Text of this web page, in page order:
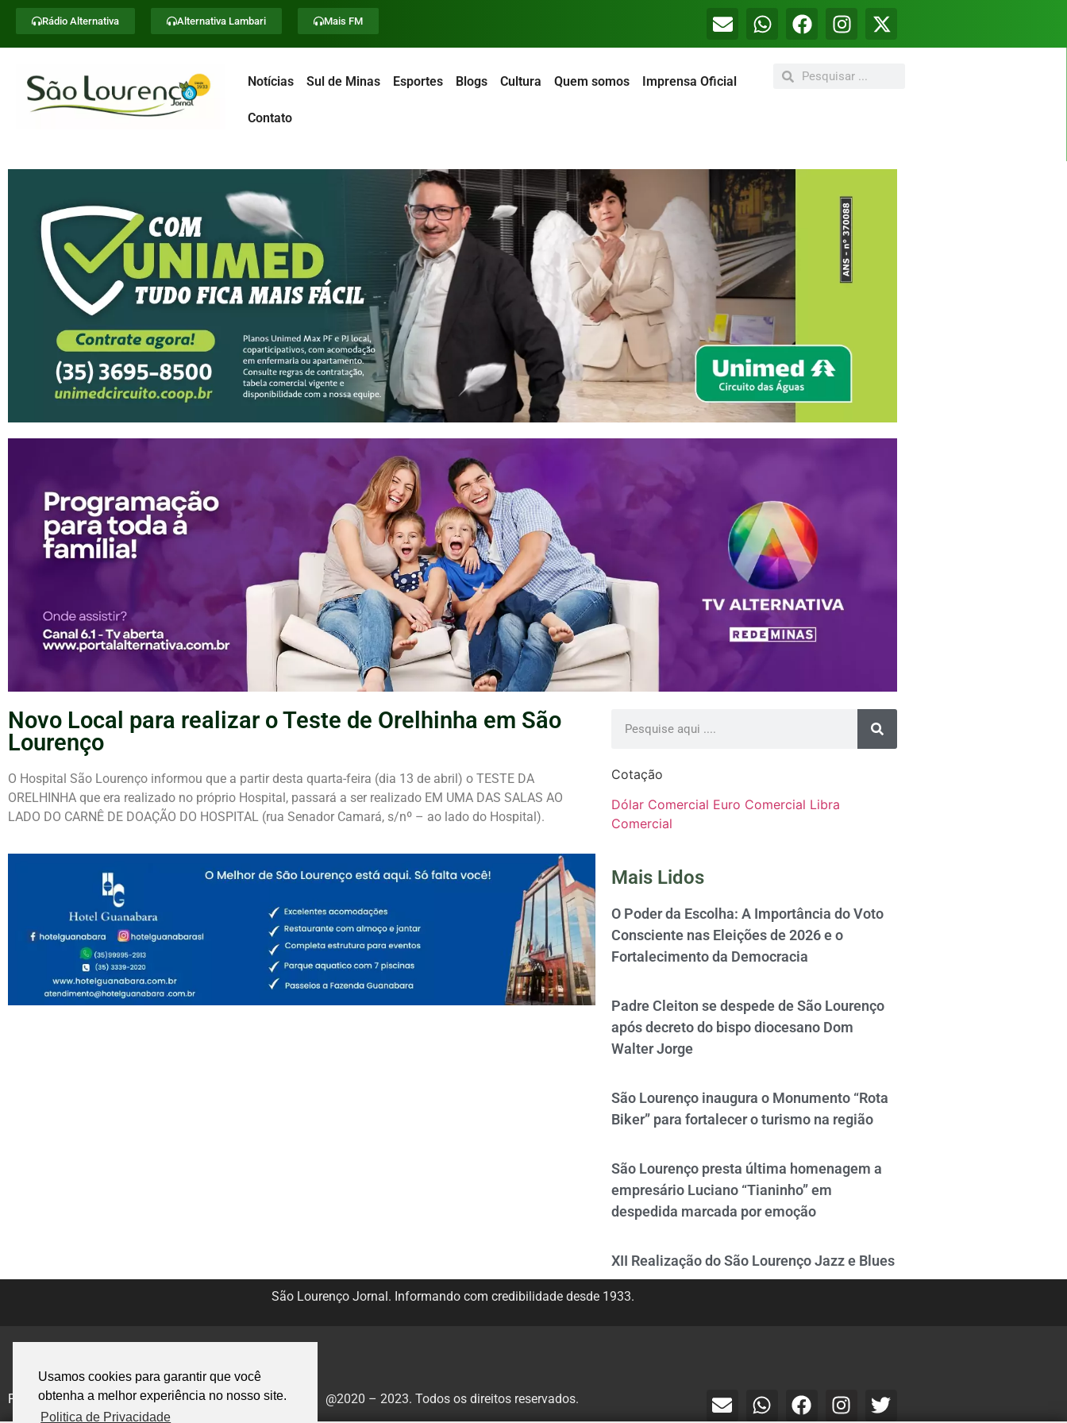
Usamos cookies para garantir que você
obtenha a melhor experiência no nosso site.
Politica de Privacidade
Rádio Alternativa Alternativa Lambari Mais FM
Notícias Sul de Minas Esportes Blogs Cultura Quem somos Imprensa Oficial
Contato
Novo Local para realizar o Teste de Orelhinha em São
Lourenço
O Hospital São Lourenço informou que a partir desta quarta-feira (dia 13 de abril) o TESTE DA
ORELHINHA que era realizado no próprio Hospital, passará a ser realizado EM UMA DAS SALAS AO
LADO DO CARNÊ DE DOAÇÃO DO HOSPITAL (rua Senador Camará, s/nº – ao lado do Hospital).
Cotação
Dólar Comercial Euro Comercial Libra
Comercial
Mais Lidos
O Poder da Escolha: A Importância do Voto
Consciente nas Eleições de 2026 e o
Fortalecimento da Democracia
Padre Cleiton se despede de São Lourenço
após decreto do bispo diocesano Dom
Walter Jorge
São Lourenço inaugura o Monumento “Rota
Biker” para fortalecer o turismo na região
São Lourenço presta última homenagem a
empresário Luciano “Tianinho” em
despedida marcada por emoção
XII Realização do São Lourenço Jazz e Blues
São Lourenço Jornal. Informando com credibilidade desde 1933.
Politica de Privacidade @2020 – 2023. Todos os direitos reservados.